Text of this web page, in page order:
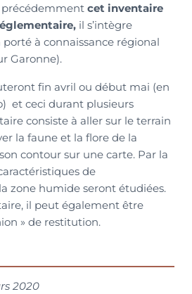
cet inventaire
il s’intègre
à connaissance régional
Garonne).
fin avril ou début mai (en
et ceci durant plusieurs
consiste à aller sur le terrain
la faune et la flore de la
contour sur une carte. Par la
de
zone humide seront étudiées.
il peut également être
» de restitution.
2020